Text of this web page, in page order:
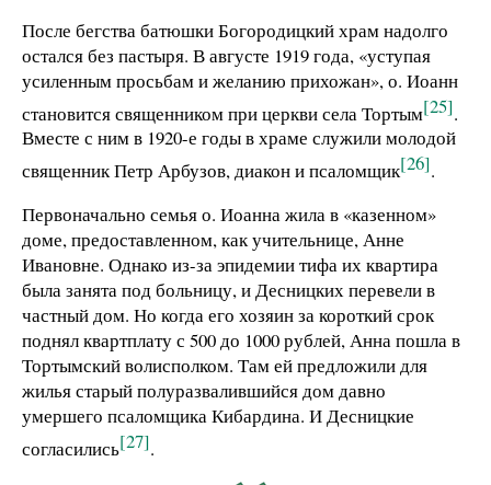
После бегства батюшки Богородицкий храм надолго
остался без пастыря. В августе 1919 года, «уступая
усиленным просьбам и желанию прихожан», о. Иоанн
становится священником при церкви села Тортым[25].
Вместе с ним в 1920-е годы в храме служили молодой
священник Петр Арбузов, диакон и псаломщик[26].
Первоначально семья о. Иоанна жила в «казенном»
доме, предоставленном, как учительнице, Анне
Ивановне. Однако из-за эпидемии тифа их квартира
была занята под больницу, и Десницких перевели в
частный дом. Но когда его хозяин за короткий срок
поднял квартплату с 500 до 1000 рублей, Анна пошла в
Тортымский волисполком. Там ей предложили для
жилья старый полуразвалившийся дом давно
умершего псаломщика Кибардина. И Десницкие
согласились[27].